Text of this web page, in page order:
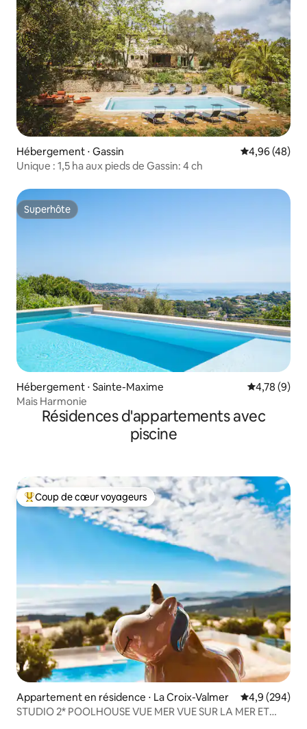
Hébergement ⋅ Gassin Évaluation
4,96 (48)
Unique : 1,5 ha aux pieds de Gassin: 4 ch
Superhôte
Superhôte
Hébergement ⋅ Sainte-Maxime Évaluation
4,78 (9)
Mais Harmonie
Résidences d'appartements avec
piscine
Coups de cœur voyageurs les plus appréciés
Coup de cœur voyageurs
Appartement en résidence ⋅ La Croix-Valmer Évaluation
4,9 (294)
STUDIO 2* POOLHOUSE VUE MER VUE SUR LA MER ET